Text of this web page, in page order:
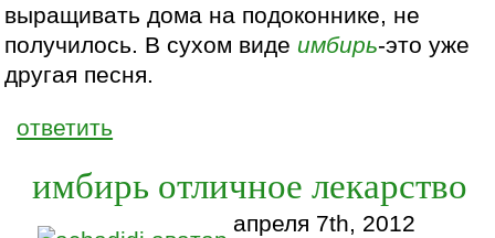
выращивать дома на подоконнике, не
получилось. В сухом виде имбирь-это уже
другая песня.
ответить
имбирь отличное лекарство
апреля 7th, 2012